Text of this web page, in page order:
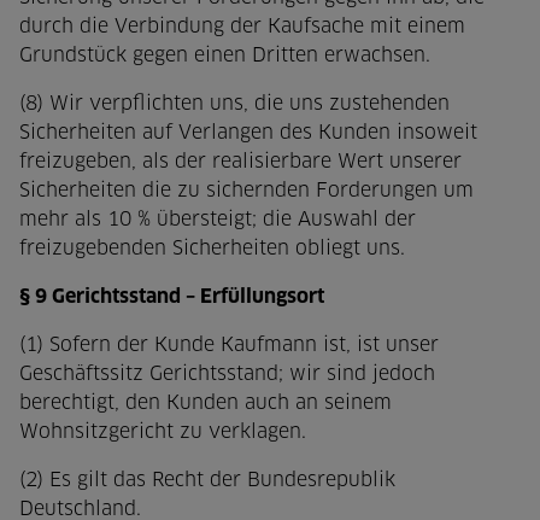
durch die Verbindung der Kaufsache mit einem
Grundstück gegen einen Dritten erwachsen.
(8) Wir verpflichten uns, die uns zustehenden
Sicherheiten auf Verlangen des Kunden insoweit
freizugeben, als der realisierbare Wert unserer
Sicherheiten die zu sichernden Forderungen um
mehr als 10 % übersteigt; die Auswahl der
freizugebenden Sicherheiten obliegt uns.
§ 9 Gerichtsstand – Erfüllungsort
(1) Sofern der Kunde Kaufmann ist, ist unser
Geschäftssitz Gerichtsstand; wir sind jedoch
berechtigt, den Kunden auch an seinem
Wohnsitzgericht zu verklagen.
(2) Es gilt das Recht der Bundesrepublik
Deutschland.